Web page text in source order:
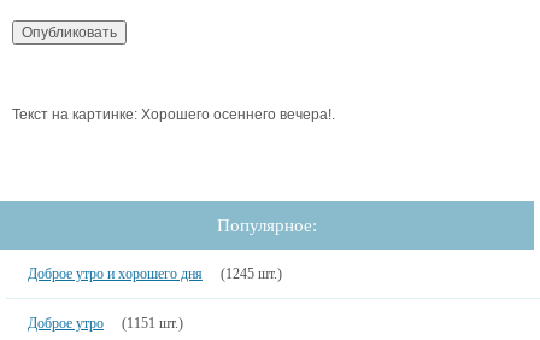
Текст на картинке: Хорошего осеннего вечера!.
Популярное:
Доброе утро и хорошего дня (1245 шт.)
Доброе утро (1151 шт.)